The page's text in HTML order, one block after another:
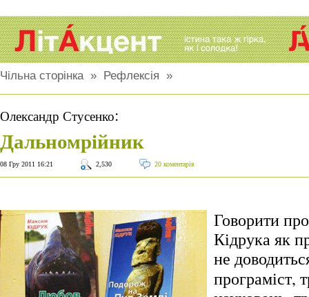
Чільна сторінка» Рефлексія »
Олександр Стусенко:
Дальномрійник
08 Гру 2011 16:21 2,530 20 коментарів
Говорити
Кідрука як
не
програміст,